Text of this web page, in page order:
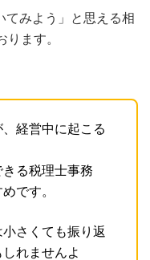
てみよう」と思える相
ます。
経営中に起こる
る税理士事務
です。
さくても振り返
れませんよ